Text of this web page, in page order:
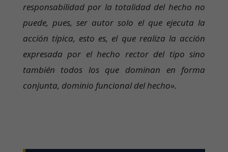
responsabilidad por la totalidad del hecho no
puede, pues, ser autor solo el que ejecuta la
acción típica, esto es, el que realiza la acción
expresada por el hecho rector del tipo sino
también todos los que dominan en forma
conjunta, dominio funcional del hecho».